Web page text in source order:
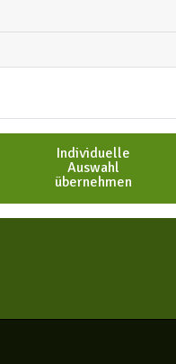
* Pflichtfeld
Individuelle
Auswahl
übernehmen